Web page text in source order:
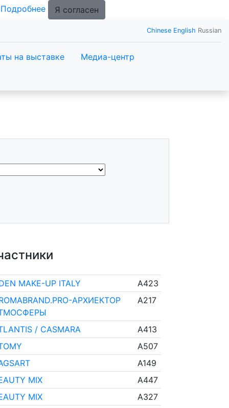
Подробнее Я согласен
Chinese English Russian
на выставке
Медиа-центр
MAKE-UP ITALY
A423
АРХИЕКТОР
A217
/ CASMARA
A413
A507
A149
MIX
A447
MIX
A327